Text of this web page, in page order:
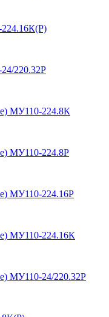
224.16К(Р)
220.32Р
МУ110-224.8К
МУ110-224.8Р
МУ110-224.16Р
МУ110-224.16К
МУ110-24/220.32Р